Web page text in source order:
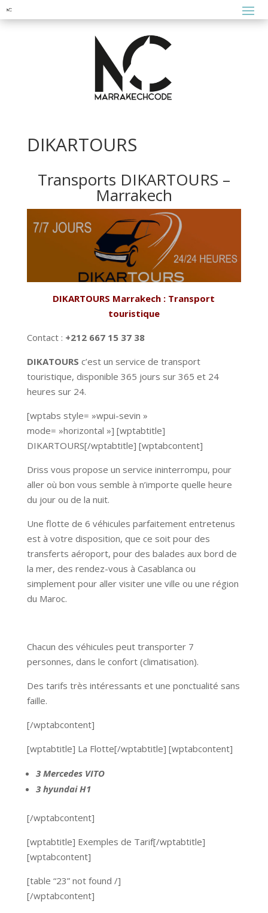
DIKARTOURS
Transports DIKARTOURS –
Marrakech
DIKARTOURS Marrakech : Transport
touristique
Contact : +212 667 15 37 38
DIKATOURS c’est un service de transport
touristique, disponible 365 jours sur 365 et 24
heures sur 24.
[wptabs style= »wpui-sevin »
mode= »horizontal »] [wptabtitle]
DIKARTOURS[/wptabtitle] [wptabcontent]
Driss vous propose un service ininterrompu, pour
aller où bon vous semble à n’importe quelle heure
du jour ou de la nuit.
Une flotte de 6 véhicules parfaitement entretenus
est à votre disposition, que ce soit pour des
transferts aéroport, pour des balades aux bord de
la mer, des rendez-vous à Casablanca ou
simplement pour aller visiter une ville ou une région
du Maroc.
Chacun des véhicules peut transporter 7
personnes, dans le confort (climatisation).
Des tarifs très intéressants et une ponctualité sans
faille.
[/wptabcontent]
[wptabtitle] La Flotte[/wptabtitle] [wptabcontent]
3 Mercedes VITO
3 hyundai H1
[/wptabcontent]
[wptabtitle] Exemples de Tarif[/wptabtitle]
[wptabcontent]
[table “23” not found /]
[/wptabcontent]